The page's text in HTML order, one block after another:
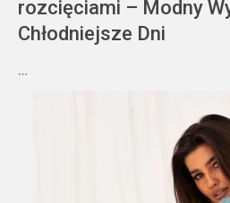
rozcięciami – Modny
Chłodniejsze Dni
…